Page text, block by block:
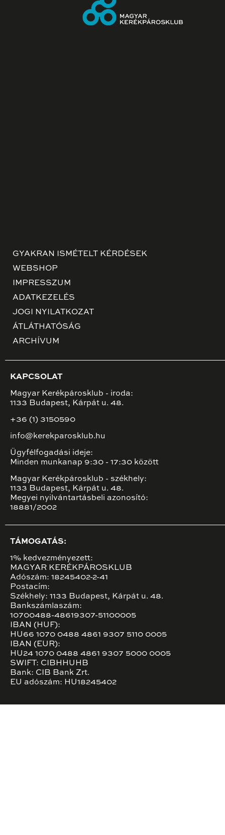
GYAKRAN ISMÉTELT KÉRDÉSEK
WEBSHOP
IMPRESSZUM
ADATKEZELÉS
JOGI NYILATKOZAT
ÁTLÁTHATÓSÁG
ARCHÍVUM
KAPCSOLAT
Magyar Kerékpárosklub - iroda:
1133 Budapest, Kárpát u. 48.
+36 (1) 3150590
info@kerekparosklub.hu
Ügyfélfogadási ideje:
Minden munkanap 9:30 - 17:30 között
Magyar Kerékpárosklub - székhely:
1133 Budapest, Kárpát u. 48.
Megyei nyilvántartásbeli azonosító:
18881/2002
TÁMOGATÁS:
1% kedvezményezett:
MAGYAR KERÉKPÁROSKLUB
Adószám: 18245402-2-41
Postacím:
Székhely: 1133 Budapest, Kárpát u. 48.
Bankszámlaszám:
10700488-48619307-51100005
IBAN (HUF):
HU66 1070 0488 4861 9307 5110 0005
IBAN (EUR):
HU24 1070 0488 4861 9307 5000 0005
SWIFT: CIBHHUHB
Bank: CIB Bank Zrt.
EU adószám: HU18245402